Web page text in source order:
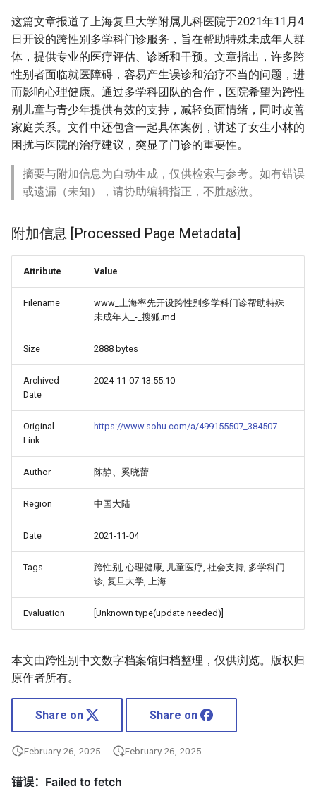
这篇文章报道了上海复旦大学附属儿科医院于2021年11月4
日开设的跨性别多学科门诊服务，旨在帮助特殊未成年人群
体，提供专业的医疗评估、诊断和干预。文章指出，许多跨
性别者面临就医障碍，容易产生误诊和治疗不当的问题，进
而影响心理健康。通过多学科团队的合作，医院希望为跨性
别儿童与青少年提供有效的支持，减轻负面情绪，同时改善
家庭关系。文件中还包含一起具体案例，讲述了女生小林的
困扰与医院的治疗建议，突显了门诊的重要性。
摘要与附加信息为自动生成，仅供检索与参考。如有错误
或遗漏（未知），请协助编辑指正，不胜感激。
附加信息 [Processed Page Metadata]
Attribute Value
Filename
www_上海率先开设跨性别多学科门诊帮助特殊
未成年人_-_搜狐.md
Size 2888 bytes
Archived
Date
2024-11-07 13:55:10
Original
Link
https://www.sohu.com/a/499155507_384507
Author 陈静、奚晓蕾
Region 中国大陆
Date 2021-11-04
Tags
跨性别, 心理健康, 儿童医疗, 社会支持, 多学科门
诊, 复旦大学, 上海
Evaluation [Unknown type(update needed)]
本文由跨性别中文数字档案馆归档整理，仅供浏览。版权归
原作者所有。
Share on Share on
February 26, 2025 February 26, 2025